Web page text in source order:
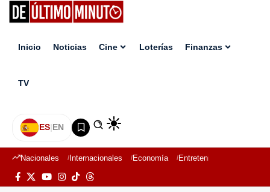
Inicio Noticias Cine Loterías Finanzas
TV
ES|EN
Nacionales Internacionales Economía Entretenimiento